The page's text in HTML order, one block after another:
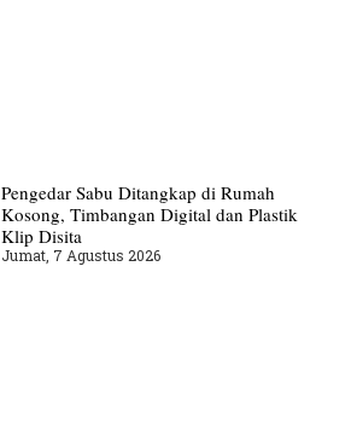
Pengedar Sabu Ditangkap di Rumah
Kosong, Timbangan Digital dan Plastik
Klip Disita
Jumat, 7 Agustus 2026